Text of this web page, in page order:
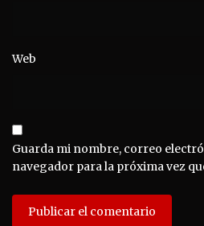
Web
Guarda mi nombre, correo
navegador para la próxima vez